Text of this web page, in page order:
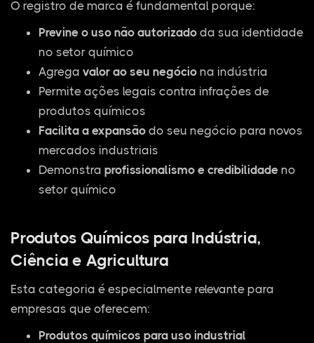
O registro de marca é fundamental porque:
Previne o uso não autorizado da sua identidade
no setor químico
Agrega valor ao seu negócio na indústria
Permite ações legais contra infrações de
produtos químicos
Facilita a expansão do seu negócio para novos
mercados industriais
Demonstra profissionalismo e credibilidade no
setor químico
Produtos Químicos para Indústria,
Ciência e Agricultura
Esta categoria é especialmente relevante para
empresas que oferecem:
Produtos químicos para uso industrial